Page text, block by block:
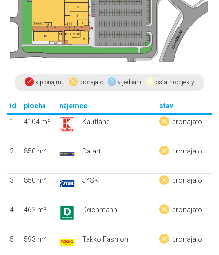
k pronájmu pronajato v jednání ostatní objekty
id plocha nájemce
stav
1
4104 m² Kaufland pronajato
2 850 m² Datart pronajato
3 850 m² JYSK pronajato
4 462 m² Deichmann pronajato
5 593 m² Takko Fashion pronajato